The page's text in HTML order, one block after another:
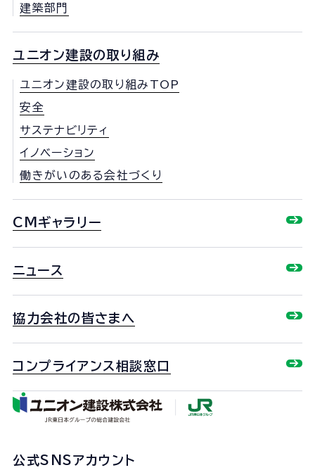
建築部門
ユニオン建設の取り組み
ユニオン建設の取り組みTOP
安全
サステナビリティ
イノベーション
働きがいのある会社づくり
CMギャラリー
ニュース
協力会社の皆さまへ
コンプライアンス相談窓口
公式SNSアカウント